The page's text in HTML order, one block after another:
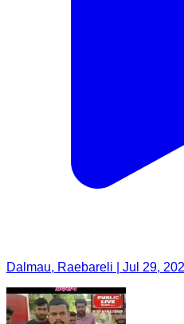
Dalmau, Raebareli | Jul 29,